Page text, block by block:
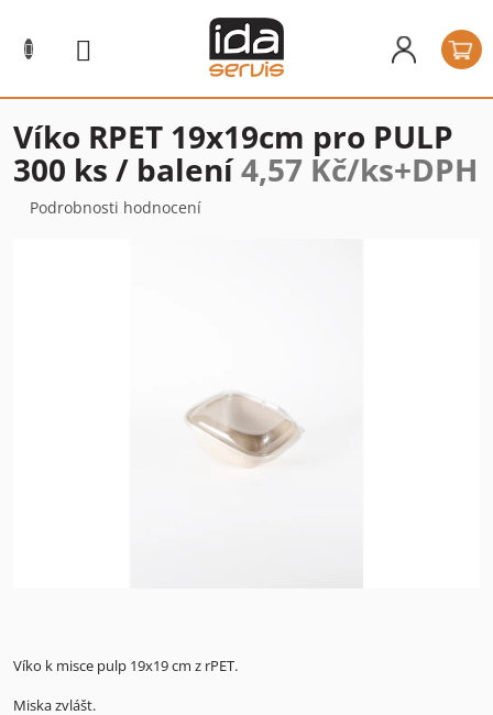
obsah
Víko RPET 19x19cm pro PULP
300 ks / balení4,57 Kč/ks+DPH
Průměrné
Podrobnosti hodnocení
Víko k misce pulp 19x19 cm z rPET.
Miska zvlášt.